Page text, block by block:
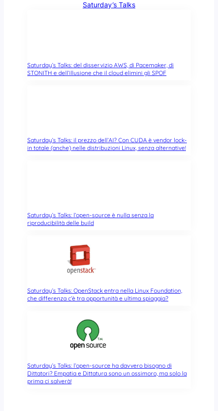
Saturday’s Talks
Saturday’s Talks: del disservizio AWS, di Pacemaker, di
STONITH e dell’illusione che il cloud elimini gli SPOF
Saturday’s Talks: il prezzo dell’AI? Con CUDA è vendor lock-
in totale (anche) nelle distribuzioni Linux, senza alternative!
Saturday’s Talks: l’open-source è nulla senza la
riproducibilità delle build
Saturday’s Talks: OpenStack entra nella Linux Foundation,
che differenza c’è tra opportunità e ultima spiaggia?
Saturday’s Talks: l’open-source ha davvero bisogno di
Dittatori? Empatia e Dittatura sono un ossimoro, ma solo la
prima ci salverà!